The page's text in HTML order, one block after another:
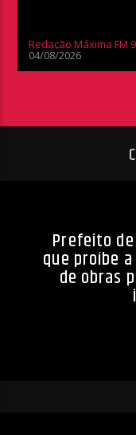
Redação Máxima FM
04/08/2026
Prefeito
que proíbe
de obras